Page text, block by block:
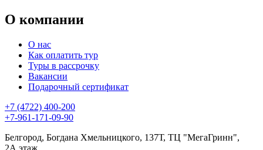
О компании
О нас
Как оплатить тур
Туры в рассрочку
Вакансии
Подарочный сертификат
+7 (4722) 400-200
+7-961-171-09-90
Белгород, Богдана Хмельницкого, 137Т, ТЦ "МегаГринн",
2А этаж